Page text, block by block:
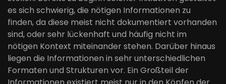
es sich schwierig, die nötigen Informationen zu
finden, da diese meist nicht dokumentiert vorhanden
sind, oder sehr lückenhaft und häufig nicht im
nötigen Kontext miteinander stehen. Darüber hinaus
liegen die Informationen in sehr unterschiedlichen
Formaten und Strukturen vor. Ein Großteil der